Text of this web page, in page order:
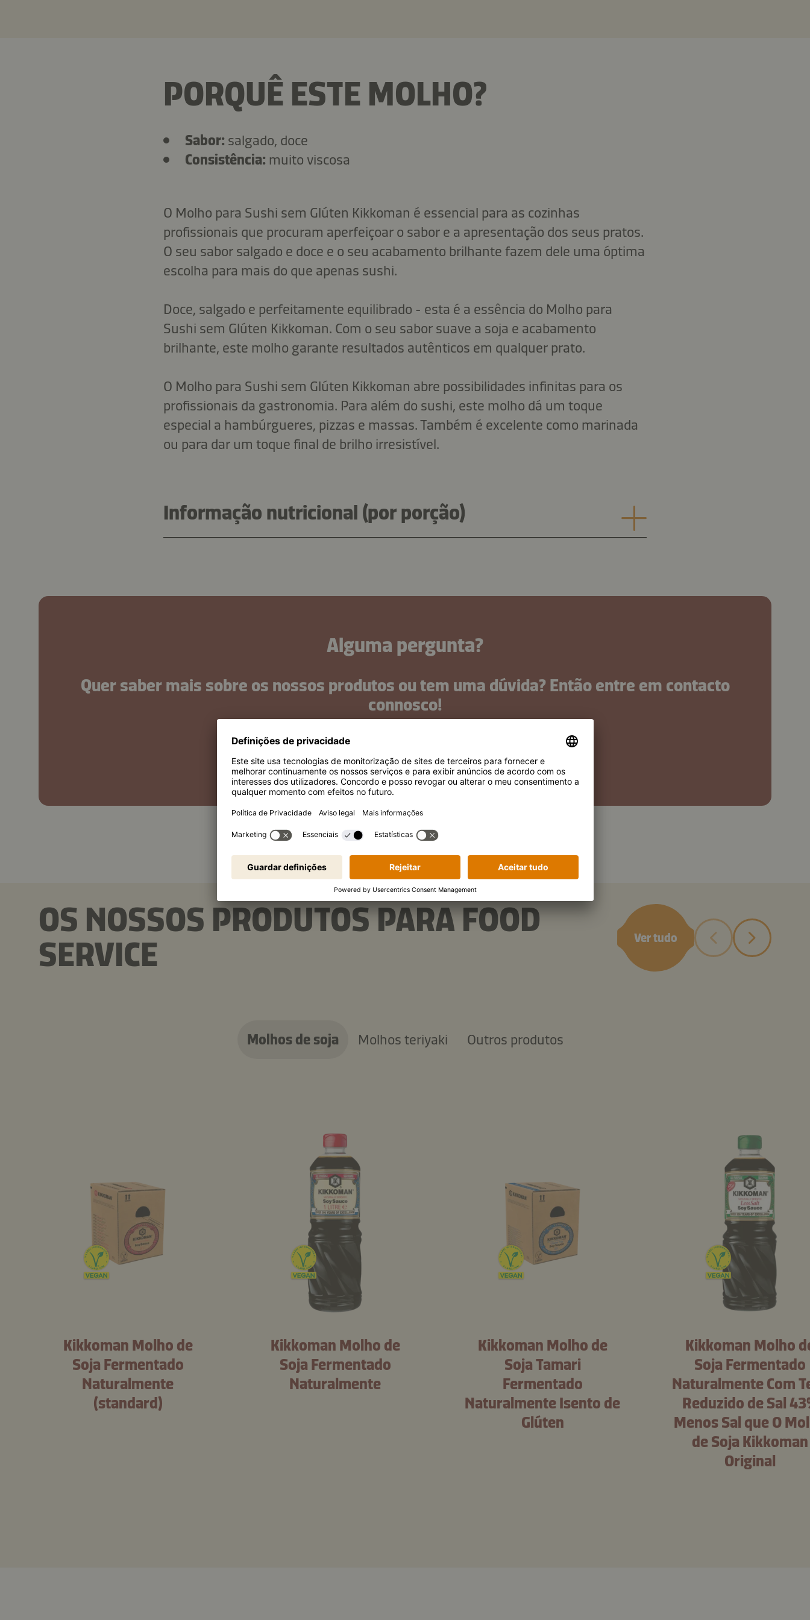
PORQUÊ ESTE MOLHO?
Sabor: salgado, doce
Consistência: muito viscosa
O Molho para Sushi sem Glúten Kikkoman é essencial para as cozinhas
profissionais que procuram aperfeiçoar o sabor e a apresentação dos seus pratos.
O seu sabor salgado e doce e o seu acabamento brilhante fazem dele uma óptima
escolha para mais do que apenas sushi.
Doce, salgado e perfeitamente equilibrado - esta é a essência do Molho para
Sushi sem Glúten Kikkoman. Com o seu sabor suave a soja e acabamento
brilhante, este molho garante resultados autênticos em qualquer prato.
O Molho para Sushi sem Glúten Kikkoman abre possibilidades infinitas para os
profissionais da gastronomia. Para além do sushi, este molho dá um toque
especial a hambúrgueres, pizzas e massas. Também é excelente como marinada
ou para dar um toque final de brilho irresistível.
Informação nutricional (por porção)
Alguma pergunta?
Quer saber mais sobre os nossos produtos ou tem uma dúvida? Então entre em contacto
connosco!
OS NOSSOS PRODUTOS PARA FOOD
SERVICE
Ver tudo
Molhos de soja Molhos teriyaki Outros produtos
Kikkoman Molho de
Soja Fermentado
Naturalmente
(standard)
Kikkoman Molho de
Soja Fermentado
Naturalmente
Kikkoman Molho de
Soja Tamari
Fermentado
Naturalmente Isento de
Glúten
Kikkoman Molho
Soja Fermentado
Naturalmente Com
Reduzido de Sal
Menos Sal que O
de Soja Kikkoman
Original